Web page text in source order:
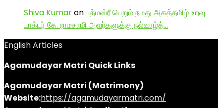
Shiva Kumaronபத்மஸ்ரீ பெறும் நமது அகத்தமிழ் உறவு
டாக்டர் கே. ராமசாமி அவர்களுக்கு நல்வாழ்த்…
English Articles
Agamudayar Matri Quick Links
Agamudayar Matri (Matrimony)
Website:https://agamudayarmatri.com/